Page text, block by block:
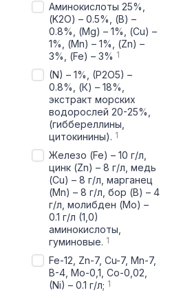
Аминокислоты 25%,
(K2О) – 0.5%, (B) –
0.8%, (Mg) – 1%, (Cu) –
1%, (Mn) – 1%, (Zn) –
3%, (Fe) – 3% 1
(N) – 1%, (P2O5) –
0.8%, (К) – 18%,
экстракт морских
водорослей 20-25%,
(гиббереллины,
цитокинины). 1
Железо (Fe) – 10 г/л,
цинк (Zn) – 8 г/л, медь
(Cu) – 8 г/л, марганец
(Mn) – 8 г/л, бор (B) – 4
г/л, молибден (Mo) –
0.1 г/л (1,0)
аминокислоты,
гуминовые. 1
Fe-12, Zn-7, Cu-7, Mn-7,
B-4, Mo-0,1, Co-0,02,
(Ni) – 0.1 г/л; 1